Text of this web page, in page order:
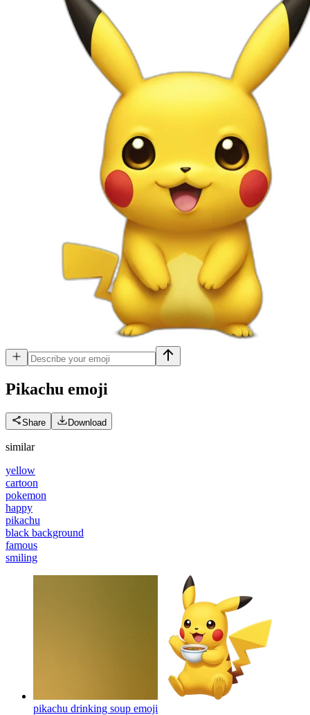
Pikachu emoji
Share Download
similar
yellow
cartoon
pokemon
happy
pikachu
black background
famous
smiling
pikachu drinking soup emoji